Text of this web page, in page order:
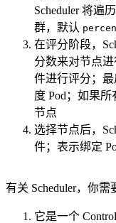
Scheduler 将遍
群，默认
在评分阶段，
分数来对节点
件进行评分；最
度 Pod；如果
节点
选择节点后，
件；表示绑定
有关 Scheduler，你需
它是一个